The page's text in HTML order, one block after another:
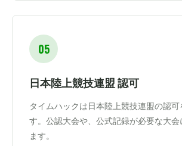
05
日本陸上競技連盟 認可
タイムハックは日本陸上競技連盟の認可
す。公認大会や、公式記録が必要な大
ます。